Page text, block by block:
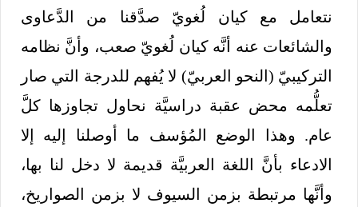
نتعامل مع كيان لُغويّ صدَّقنا من الدَّعاوى
والشائعات عنه أنَّه كيان لُغويّ صعب، وأنَّ نظامه
التركيبيّ (النحو العربيّ) لا يُفهم للدرجة التي صار
تعلُّمه محض عقبة دراسيَّة نحاول تجاوزها كلَّ
عام. وهذا الوضع المُؤسف ما أوصلنا إليه إلا
الادعاء بأنَّ اللغة العربيَّة قديمة لا دخل لنا بها،
وأنَّها مرتبطة بزمن السيوف لا بزمن الصواريخ،